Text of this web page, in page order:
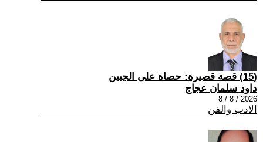
(15) قصة قصيرة: حصاة على الجبين
داود سلمان عجاج
2026 / 8 / 8
الادب والفن